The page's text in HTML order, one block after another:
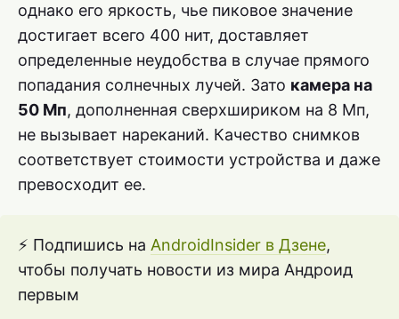
однако его яркость, чье пиковое значение
достигает всего 400 нит, доставляет
определенные неудобства в случае прямого
попадания солнечных лучей. Зато камера на
50 Мп, дополненная сверхшириком на 8 Мп,
не вызывает нареканий. Качество снимков
соответствует стоимости устройства и даже
превосходит ее.
⚡ Подпишись на AndroidInsider в Дзене,
чтобы получать новости из мира Андроид
первым